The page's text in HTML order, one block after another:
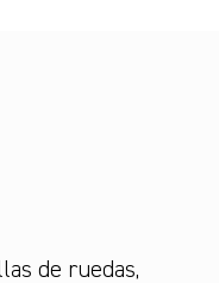
de ruedas,